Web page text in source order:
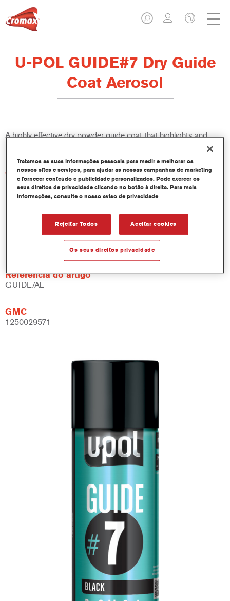
U-POL GUIDE#7 Dry Guide
Coat Aerosol
A highly effective dry powder guide coat that highlights and
identifies surface imperfections when sanding fillers or primers.
Características do produto
Does not clog or block abrasives
Suitable for dry or wet sanding
Product Variant
Referência do artigo
GUIDE/AL
GMC
1250029571
Tratamos as suas informações pessoais para medir e melhorar os
nossos sites e serviços, para ajudar as nossas campanhas de marketing
e fornecer conteúdo e publicidade personalizados. Pode exercer os
seus direitos de privacidade clicando no botão à direita. Para mais
informações, consulte o nosso aviso de privacidade
Rejeitar Todos Aceitar cookies
Os seus direitos privacidade